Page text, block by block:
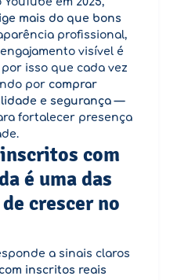
mais do que bons
profissional,
visível é
isso que cada vez
por comprar
e segurança—
fortalecer presença
com
é uma das
crescer no
a sinais claros
inscritos reais